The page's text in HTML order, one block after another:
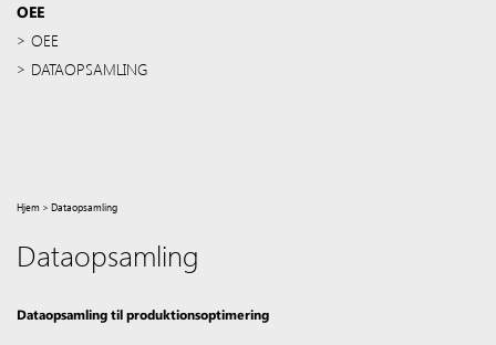
OEE
OEE
DATAOPSAMLING
Hjem > Dataopsamling
Dataopsamling
Dataopsamling til produktionsoptimering